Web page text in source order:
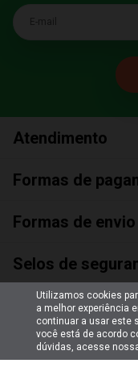
E-mail
Atendimento
Formas de
Formas de envio
Selos de
Utilizamos cookies
a melhor experiência
continuar a usar este
você está de acordo
dúvidas, acesse